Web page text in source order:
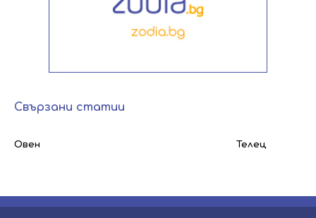
Свързани статии
Овен Телец